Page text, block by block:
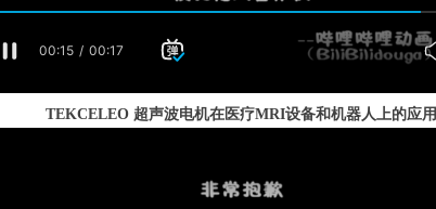
TEKCELEO 超声波电机在医疗MRI设备和机器人上的应用